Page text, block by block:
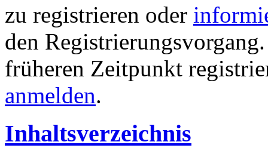
zu registrieren oder
den
früheren Zeitpunkt
anmelden.
Inhaltsverzeichnis